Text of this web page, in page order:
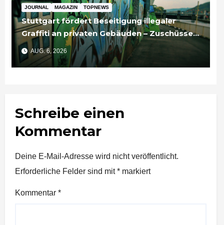
JOURNAL MAGAZIN TOPNEWS
Stuttgart fördert Beseitigung illegaler
Graffiti an privaten Gebäuden – Zuschüsse
bis 3.500 Euro
AUG. 6, 2026
Schreibe einen
Kommentar
Deine E-Mail-Adresse wird nicht veröffentlicht.
Erforderliche Felder sind mit* markiert
Kommentar *